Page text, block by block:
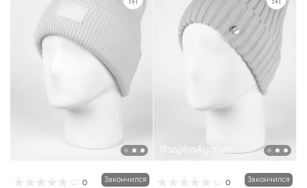
0 Закончился 0 Закончился